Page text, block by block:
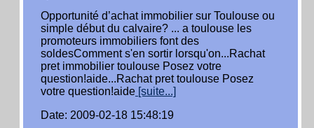
Opportunité d’achat immobilier sur Toulouse ou
simple début du calvaire? ... a toulouse les
promoteurs immobiliers font des
soldesComment s'en sortir lorsqu'on...Rachat
pret immobilier toulouse Posez votre
question!aide...Rachat pret toulouse Posez
votre question!aide [suite...]
Date: 2009-02-18 15:48:19